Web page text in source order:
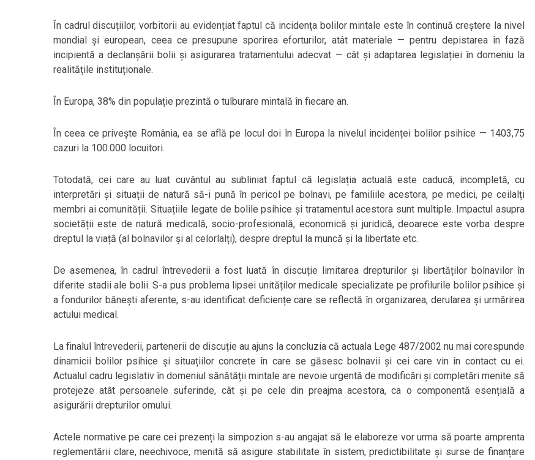
În cadrul discuțiilor, vorbitorii au evidențiat faptul că incidența bolilor mintale este în continuă creștere la nivel
mondial și european, ceea ce presupune sporirea eforturilor, atât materiale — pentru depistarea în fază
incipientă a declanșării bolii și asigurarea tratamentului adecvat — cât și adaptarea legislației în domeniu la
realitățile instituționale.
În Europa, 38% din populație prezintă o tulburare mintală în fiecare an.
În ceea ce privește România, ea se află pe locul doi în Europa la nivelul incidenței bolilor psihice — 1403,75
cazuri la 100.000 locuitori.
Totodată, cei care au luat cuvântul au subliniat faptul că legislația actuală este caducă, incompletă, cu
interpretări și situații de natură să-i pună în pericol pe bolnavi, pe familiile acestora, pe medici, pe ceilalți
membri ai comunității. Situațiile legate de bolile psihice și tratamentul acestora sunt multiple. Impactul asupra
societății este de natură medicală, socio-profesională, economică și juridică, deoarece este vorba despre
dreptul la viață (al bolnavilor și al celorlalți), despre dreptul la muncă și la libertate etc.
De asemenea, în cadrul întrevederii a fost luată în discuție limitarea drepturilor și libertăților bolnavilor în
diferite stadii ale bolii. S-a pus problema lipsei unităților medicale specializate pe profilurile bolilor psihice și
a fondurilor bănești aferente, s-au identificat deficiențe care se reflectă în organizarea, derularea și urmărirea
actului medical.
La finalul întrevederii, partenerii de discuție au ajuns la concluzia că actuala Lege 487/2002 nu mai corespunde
dinamicii bolilor psihice și situațiilor concrete în care se găsesc bolnavii și cei care vin în contact cu ei.
Actualul cadru legislativ în domeniul sănătății mintale are nevoie urgentă de modificări și completări menite să
protejeze atât persoanele suferinde, cât și pe cele din preajma acestora, ca o componentă esențială a
asigurării drepturilor omului.
Actele normative pe care cei prezenți la simpozion s-au angajat să le elaboreze vor urma să poarte amprenta
reglementării clare, neechivoce, menită să asigure stabilitate în sistem, predictibilitate și surse de finanțare